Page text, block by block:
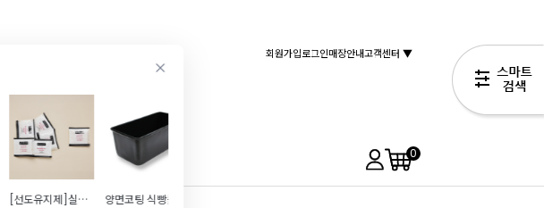
[선도유지제]실리카겔 3G 1000개입(견과류,머랭쿠키 추천)
회원가입로그인매장안내고객센터 ▼
0